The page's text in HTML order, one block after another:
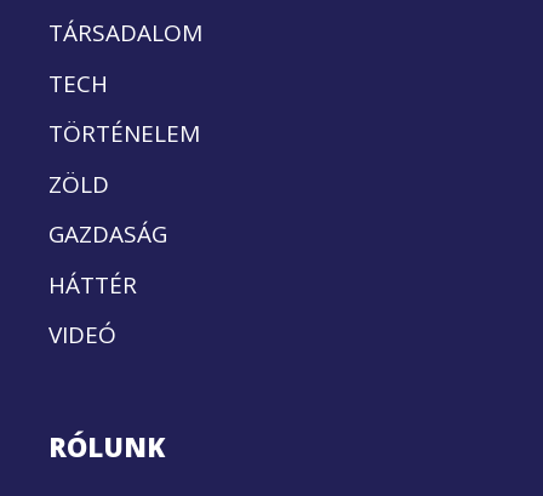
TÁRSADALOM
TECH
TÖRTÉNELEM
ZÖLD
GAZDASÁG
HÁTTÉR
VIDEÓ
RÓLUNK